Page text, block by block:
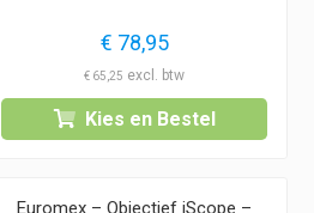
€ 78,95
€ 65,25
Kies en Bestel
Euromex – Objectief iScope –